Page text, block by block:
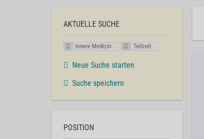
AKTUELLE SUCHE
Innere Medizin Teilzeit
Neue Suche starten
Suche speichern
POSITION